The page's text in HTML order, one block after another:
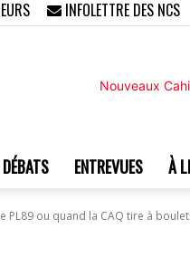
INFOLETTRE DES NCS
DÉBATS ENTREVUES À
PL89 ou quand la CAQ tire à